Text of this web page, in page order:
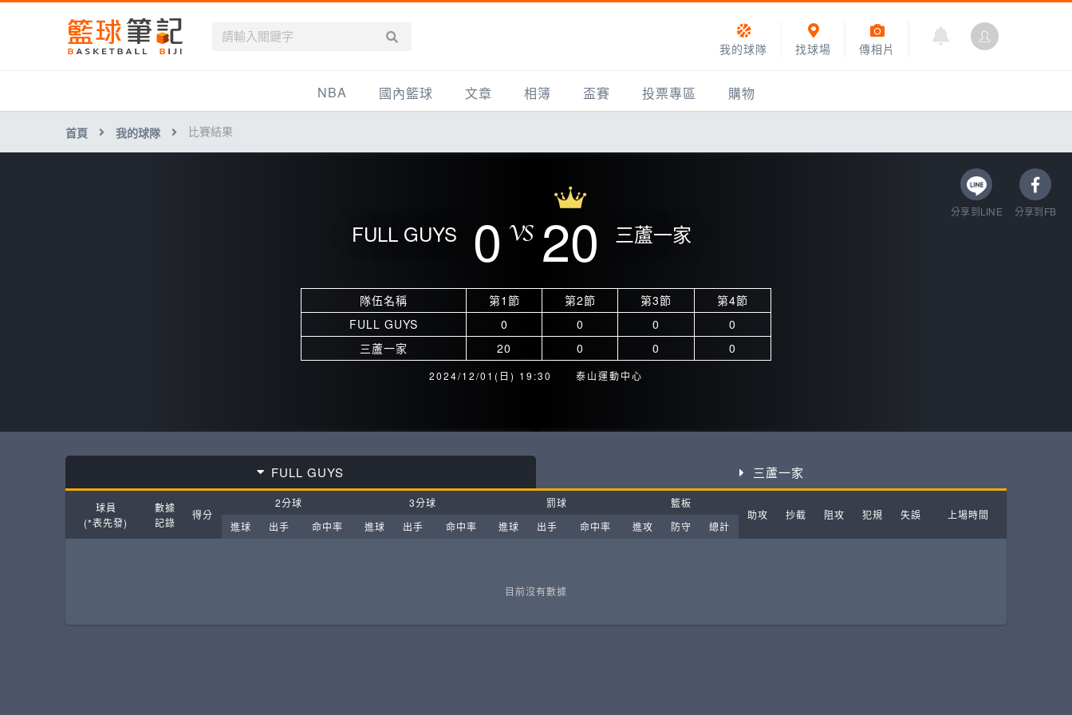
傳相片
找球場
我的球隊
NBA 國內籃球
HBL
文章
知識分享
相簿 盃賽
SCBL 三重康克斯籃球聯盟
SHUBL世新籃球聯盟
SBC輔大超級盃
三重女子籃球聯盟
TBSL高中乙組小聯盟
淡水豆花聯盟
EMPOWER引爆運動訓練
月見山Max League
投票專區 購物
首頁 我的球隊 比賽結果
分享到LINE 分享到FB
FULL GUYS 0 20 三蘆一家
隊伍名稱 第1節 第2節 第3節
第4節
FULL GUYS
0 0 0
0
三蘆一家
20 0 0 0
2024/12/01(日) 19:30 泰山運動中心
FULL GUYS 三蘆一家
球員
(*表先發)
數據
記錄
得分
2分球 3分球 罰球
籃板
助攻
抄截 阻攻 犯規 失誤
上場時間
進球
出手 命中率 進球 出手 命中率 進球 出手 命中率 進攻 防守 總計
目前沒有數據